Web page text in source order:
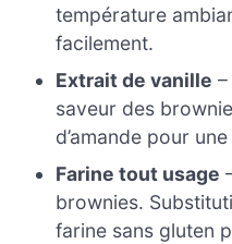
température
facilement.
Extrait de vanille
saveur des
d’amande pour
Farine tout usage
brownies.
farine sans gluten